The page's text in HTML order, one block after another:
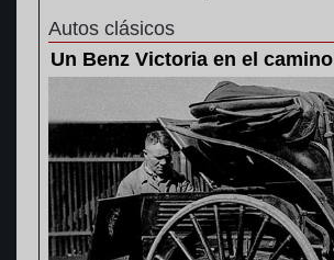
Autos clásicos
Un Benz Victoria en el camino